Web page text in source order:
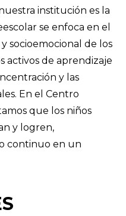
institución es la
se enfoca en el
socioemocional de los
activos de aprendizaje
y las
En el Centro
que los niños
y logren,
continuo en un